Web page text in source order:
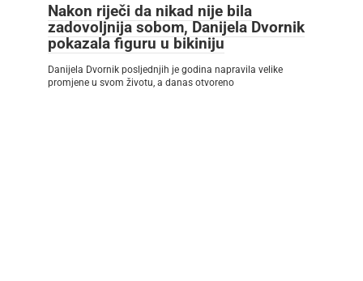
Nakon riječi da nikad nije bila
zadovoljnija sobom, Danijela Dvornik
pokazala figuru u bikiniju
Danijela Dvornik posljednjih je godina napravila velike
promjene u svom životu, a danas otvoreno